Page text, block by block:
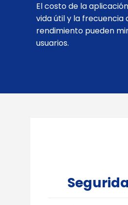
El costo de la
vida útil y la frecuencia
rendimiento pueden
usuarios.